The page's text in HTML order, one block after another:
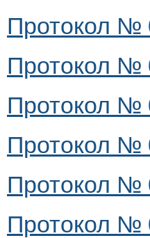
Протокол №
Протокол №
Протокол №
Протокол №
Протокол №
Протокол №